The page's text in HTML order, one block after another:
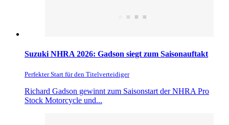
Suzuki NHRA 2026: Gadson siegt zum Saisonauftakt
Perfekter Start für den Titelverteidiger
Richard Gadson gewinnt zum Saisonstart der NHRA Pro
Stock Motorcycle und...